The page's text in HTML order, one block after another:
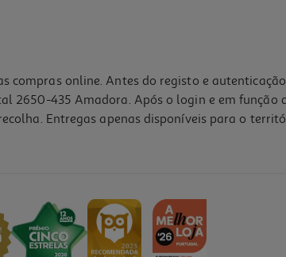
online. Antes do registo e
2650-435 Amadora. Após o login e em função
Entregas apenas disponíveis para o